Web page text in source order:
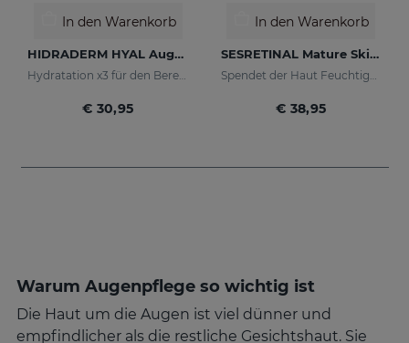
In den Warenkorb
HIDRADERM HYAL Augenkonturencreme
€ 30,95
In den Warenkorb
SESRETINAL Mature Skin Augenkontur-Gel
€ 38,95
Warum Augenpflege so wichtig ist
Die Haut um die Augen ist viel dünner und
empfindlicher als die restliche Gesichtshaut. Sie